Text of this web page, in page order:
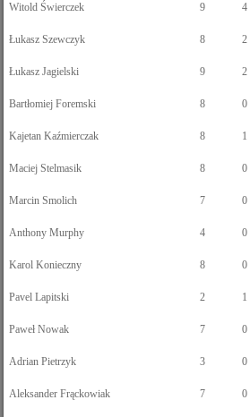
Witold Świerczek 9 4
Łukasz Szewczyk 8 2
Łukasz Jagielski 9 2
Bartłomiej Foremski 8 0
Kajetan Kaźmierczak 8 1
Maciej Stelmasik 8 0
Marcin Smolich 7 0
Anthony Murphy 4 0
Karol Konieczny 8 0
Pavel Lapitski 2 1
Paweł Nowak 7 0
Adrian Pietrzyk 3 0
Aleksander Frąckowiak 7 0